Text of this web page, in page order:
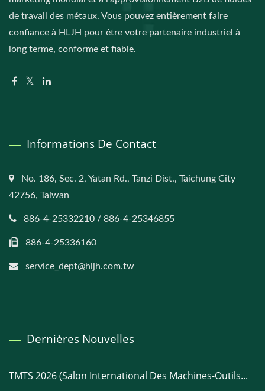
de travail des métaux. Vous pouvez entièrement faire
confiance à HLJH pour être votre partenaire industriel à
long terme, conforme et fiable.
Informations De Contact
No. 186, Sec. 2, Yatan Rd., Tanzi Dist., Taichung City
42756, Taiwan
886-4-25332210 / 886-4-25346855
886-4-25336160
service_dept@hljh.com.tw
Dernières Nouvelles
TMTS 2026 (Salon International Des Machines-Outils...